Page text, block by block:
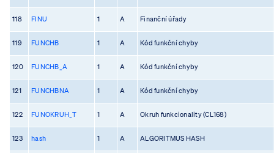
118 FINU 1 A Finanční úřady
119 FUNCHB 1 A Kód funkční chyby
120 FUNCHB_A 1 A Kód funkční chyby
121 FUNCHBNA 1 A Kód funkční chyby
122 FUNOKRUH_T 1 A Okruh funkcionality (CL168)
123 hash 1 A ALGORITMUS HASH